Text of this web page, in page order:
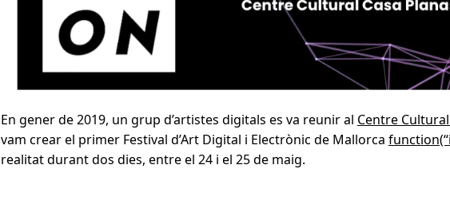
En gener de 2019, un grup d’artistes digitals es va reunir al Centre
vam crear el primer Festival d’Art Digital i Electrònic de Mallorca
realitat durant dos dies, entre el 24 i el 25 de maig.